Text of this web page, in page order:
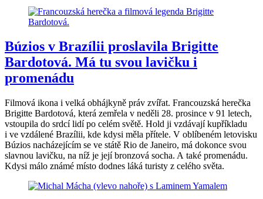
Búzios v Brazílii proslavila Brigitte
Bardotová. Má tu svou lavičku i
promenádu
Filmová ikona i velká obhájkyně práv zvířat. Francouzská herečka
Brigitte Bardotová, která zemřela v neděli 28. prosince v 91 letech,
vstoupila do srdcí lidí po celém světě. Hold ji vzdávají kupříkladu
i ve vzdálené Brazílii, kde kdysi měla přítele. V oblíbeném letovisku
Búzios nacházejícím se ve státě Rio de Janeiro, má dokonce svou
slavnou lavičku, na níž je její bronzová socha. A také promenádu.
Kdysi málo známé místo dodnes láká turisty z celého světa.